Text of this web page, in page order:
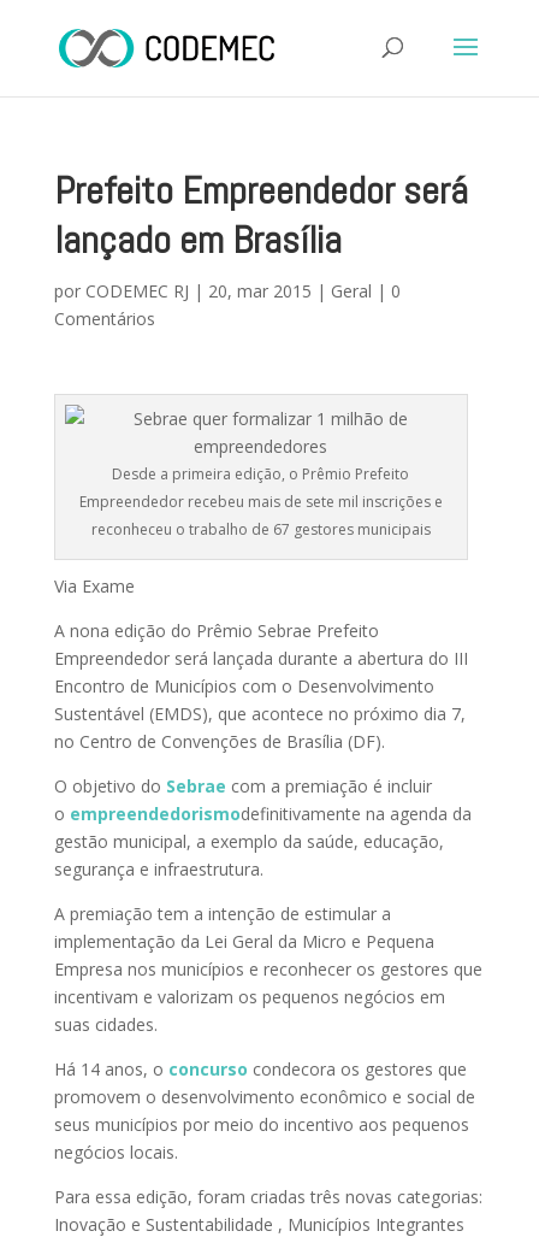
Prefeito Empreendedor será
lançado em Brasília
por CODEMEC RJ | 20, mar 2015 | Geral | 0
Comentários
Desde a primeira edição, o Prêmio Prefeito
Empreendedor recebeu mais de sete mil inscrições e
reconheceu o trabalho de 67 gestores municipais
Via Exame
A nona edição do Prêmio Sebrae Prefeito
Empreendedor será lançada durante a abertura do III
Encontro de Municípios com o Desenvolvimento
Sustentável (EMDS), que acontece no próximo dia 7,
no Centro de Convenções de Brasília (DF).
O objetivo do Sebrae com a premiação é incluir
o empreendedorismodefinitivamente na agenda da
gestão municipal, a exemplo da saúde, educação,
segurança e infraestrutura.
A premiação tem a intenção de estimular a
implementação da Lei Geral da Micro e Pequena
Empresa nos municípios e reconhecer os gestores que
incentivam e valorizam os pequenos negócios em
suas cidades.
Há 14 anos, o concurso condecora os gestores que
promovem o desenvolvimento econômico e social de
seus municípios por meio do incentivo aos pequenos
negócios locais.
Para essa edição, foram criadas três novas categorias:
Inovação e Sustentabilidade , Municípios Integrantes